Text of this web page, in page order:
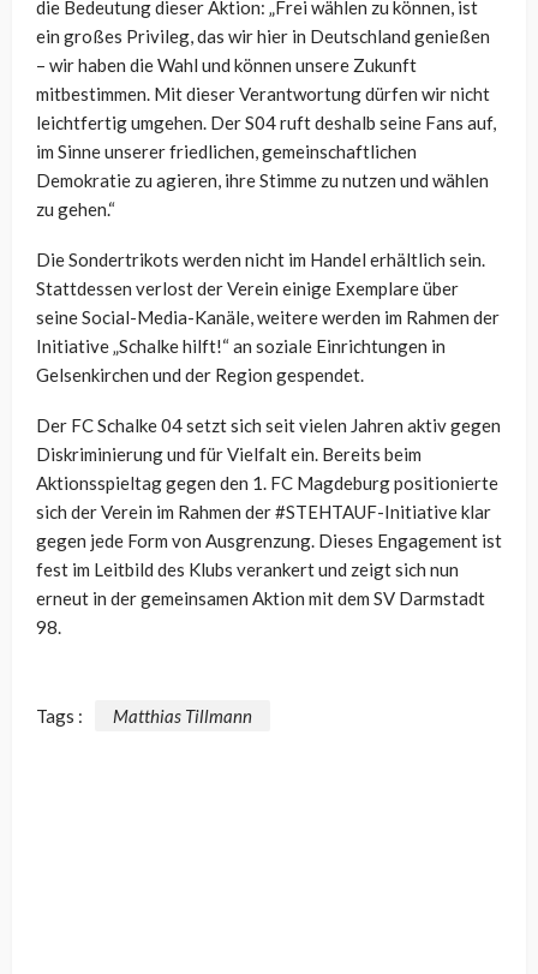
die Bedeutung dieser Aktion: „Frei wählen zu können, ist
ein großes Privileg, das wir hier in Deutschland genießen
– wir haben die Wahl und können unsere Zukunft
mitbestimmen. Mit dieser Verantwortung dürfen wir nicht
leichtfertig umgehen. Der S04 ruft deshalb seine Fans auf,
im Sinne unserer friedlichen, gemeinschaftlichen
Demokratie zu agieren, ihre Stimme zu nutzen und wählen
zu gehen.“
Die Sondertrikots werden nicht im Handel erhältlich sein.
Stattdessen verlost der Verein einige Exemplare über
seine Social-Media-Kanäle, weitere werden im Rahmen der
Initiative „Schalke hilft!“ an soziale Einrichtungen in
Gelsenkirchen und der Region gespendet.
Der FC Schalke 04 setzt sich seit vielen Jahren aktiv gegen
Diskriminierung und für Vielfalt ein. Bereits beim
Aktionsspieltag gegen den 1. FC Magdeburg positionierte
sich der Verein im Rahmen der #STEHTAUF-Initiative klar
gegen jede Form von Ausgrenzung. Dieses Engagement ist
fest im Leitbild des Klubs verankert und zeigt sich nun
erneut in der gemeinsamen Aktion mit dem SV Darmstadt
98.
Tags : Matthias Tillmann